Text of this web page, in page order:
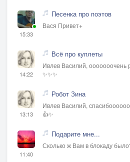
15:33
Песенка про поэтов
Вася Привет+
14:22
Всё про куплеты
Ивлев Василий, ооооооочень
✨✨✨
13:13
Робот Зина
Ивлев Василий,
👍✨
11:40
Подарите мне...
Сколько ж Вам в блокаду